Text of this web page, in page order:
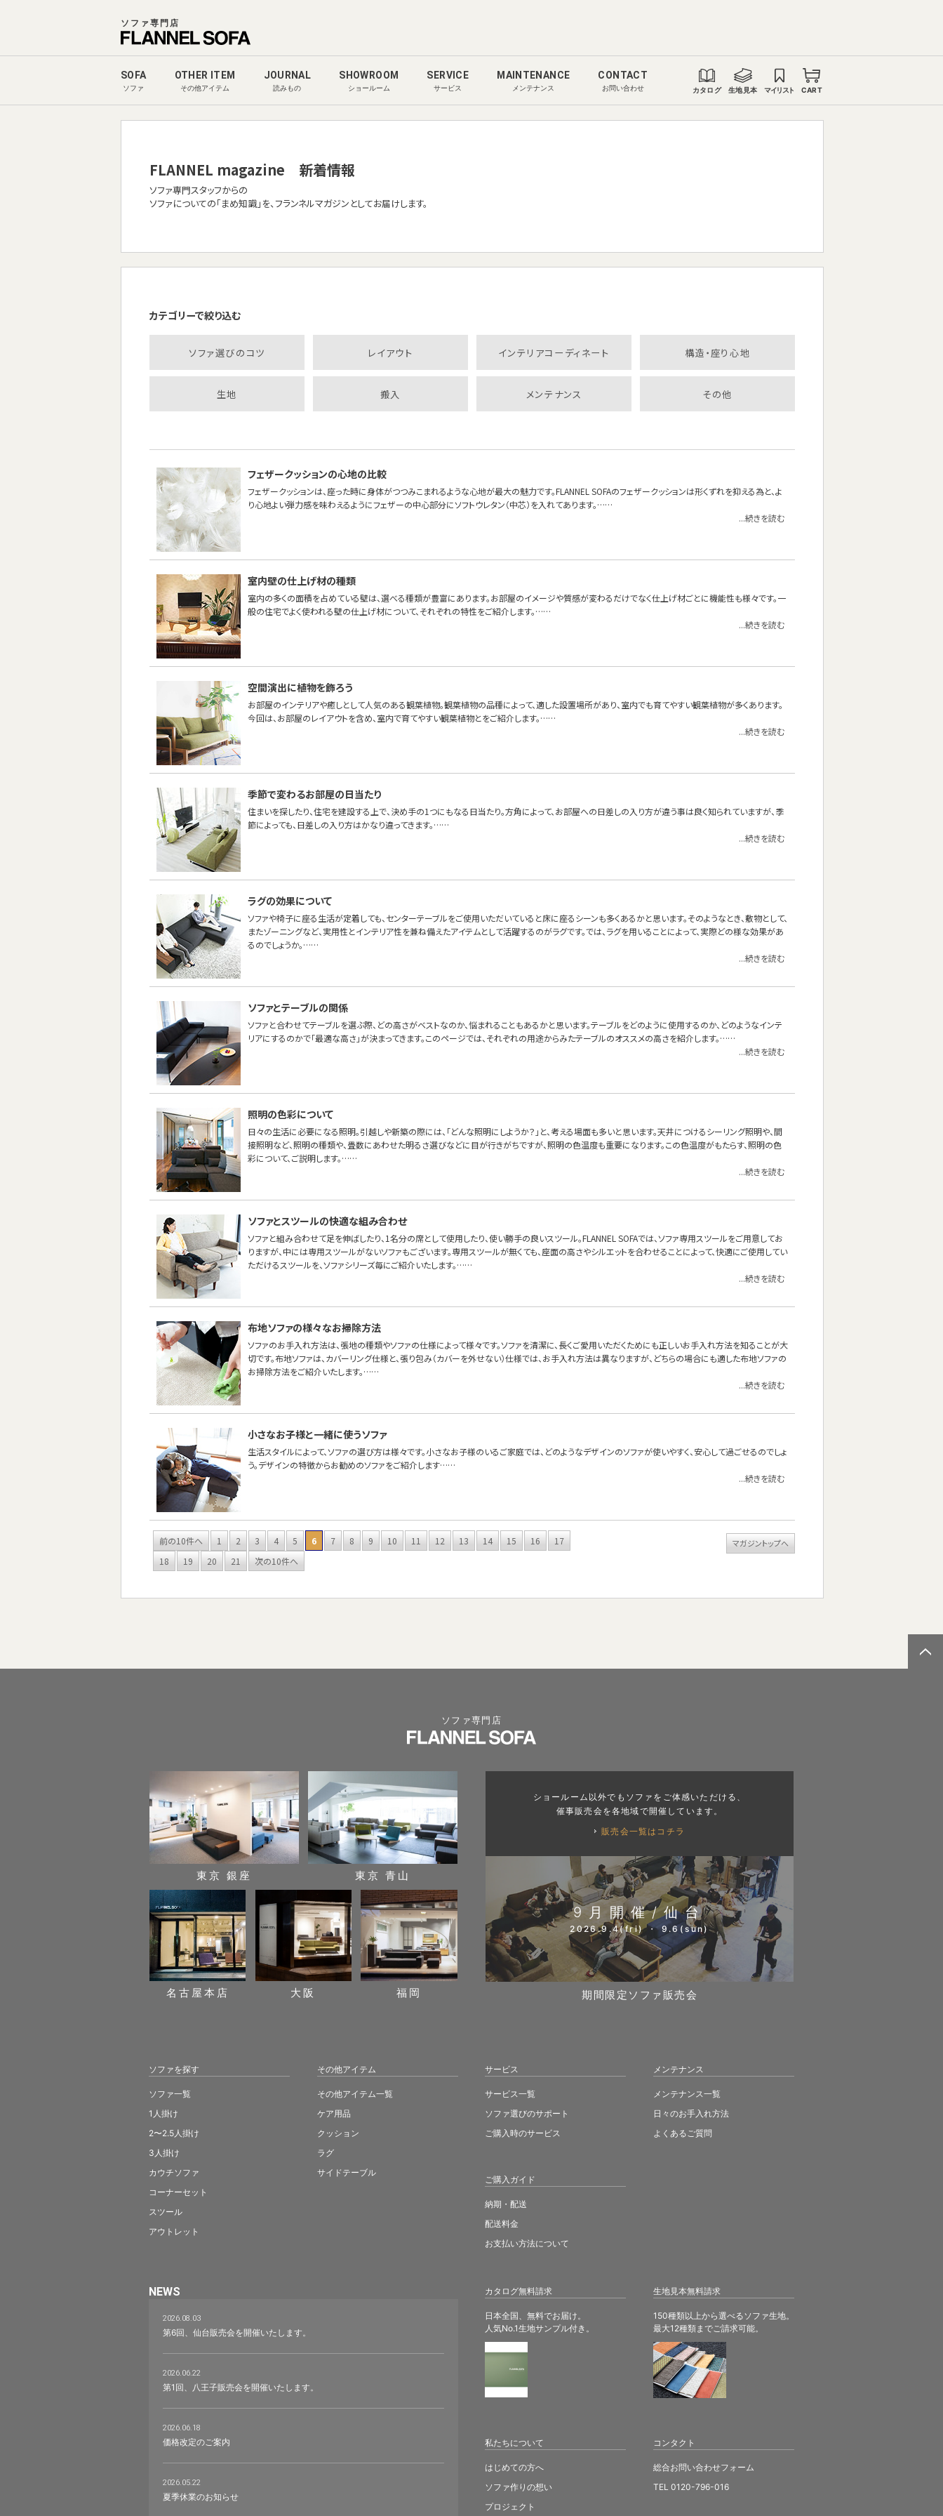
ソファ専門店
SOFA
ソファ
OTHER ITEM
その他アイテム
JOURNAL
読みもの
SHOWROOM
ショールーム
SERVICE
サービス
MAINTENANCE
メンテナンス
CONTACT
お問い合わせ カタログ 生地見本 マイリスト CART
FLANNEL magazine 新着情報
ソファ専門スタッフからの
ソファについての「まめ知識」を、フランネルマガジンとしてお届けします。
カテゴリーで絞り込む
ソファ選びのコツ レイアウト インテリアコーディネート 構造・座り心地
生地 搬入 メンテナンス その他
フェザークッションの心地の比較
フェザークッションは、座った時に身体がつつみこまれるような心地が最大の魅力です。FLANNEL SOFAのフェザークッションは形くずれを抑える為と、よ
り心地よい弾力感を味わえるようにフェザーの中心部分にソフトウレタン（中芯）を入れてあります。……
...続きを読む
室内壁の仕上げ材の種類
室内の多くの面積を占めている壁は、選べる種類が豊富にあります。お部屋のイメージや質感が変わるだけでなく仕上げ材ごとに機能性も様々です。一
般の住宅でよく使われる壁の仕上げ材について、それぞれの特性をご紹介します。……
...続きを読む
空間演出に植物を飾ろう
お部屋のインテリアや癒しとして人気のある観葉植物。観葉植物の品種によって、適した設置場所があり、室内でも育てやすい観葉植物が多くあります。
今回は、お部屋のレイアウトを含め、室内で育てやすい観葉植物とをご紹介します。……
...続きを読む
季節で変わるお部屋の日当たり
住まいを探したり、住宅を建設する上で、決め手の1つにもなる日当たり。方角によって、お部屋への日差しの入り方が違う事は良く知られていますが、季
節によっても、日差しの入り方はかなり違ってきます。……
...続きを読む
ラグの効果について
ソファや椅子に座る生活が定着しても、センターテーブルをご使用いただいていると床に座るシーンも多くあるかと思います。そのようなとき、敷物として、
またゾーニングなど、実用性とインテリア性を兼ね備えたアイテムとして活躍するのがラグです。では、ラグを用いることによって、実際どの様な効果があ
るのでしょうか。……
...続きを読む
ソファとテーブルの関係
ソファと合わせてテーブルを選ぶ際、どの高さがベストなのか、悩まれることもあるかと思います。テーブルをどのように使用するのか、どのようなインテ
リアにするのかで「最適な高さ」が決まってきます。このページでは、それぞれの用途からみたテーブルのオススメの高さを紹介します。……
...続きを読む
照明の色彩について
日々の生活に必要になる照明。引越しや新築の際には、「どんな照明にしようか？」と、考える場面も多いと思います。天井につけるシーリング照明や、間
接照明など、照明の種類や、畳数にあわせた明るさ選びなどに目が行きがちですが、照明の色温度も重要になります。この色温度がもたらす、照明の色
彩について、ご説明します。……
...続きを読む
ソファとスツールの快適な組み合わせ
ソファと組み合わせて足を伸ばしたり、1名分の席として使用したり、使い勝手の良いスツール。FLANNEL SOFAでは、ソファ専用スツールをご用意してお
りますが、中には専用スツールがないソファもございます。専用スツールが無くても、座面の高さやシルエットを合わせることによって、快適にご使用してい
ただけるスツールを、ソファシリーズ毎にご紹介いたします。……
...続きを読む
布地ソファの様々なお掃除方法
ソファのお手入れ方法は、張地の種類やソファの仕様によって様々です。ソファを清潔に、長くご愛用いただくためにも正しいお手入れ方法を知ることが大
切です。布地ソファは、カバーリング仕様と、張り包み（カバーを外せない）仕様では、お手入れ方法は異なりますが、どちらの場合にも適した布地ソファの
お掃除方法をご紹介いたします。……
...続きを読む
小さなお子様と一緒に使うソファ
生活スタイルによって、ソファの選び方は様々です。小さなお子様のいるご家庭では、どのようなデザインのソファが使いやすく、安心して過ごせるのでしょ
う。デザインの特徴からお勧めのソファをご紹介します……
...続きを読む
前の10件へ 1 2 3 4 5 6 7 8 9 10 11 12 13 14 15 16
17
18
19 20 21 次の10件へ
マガジントップへ
ソファ専門店
カタログ無料請求
日本全国、無料でお届け。
人気No.1生地サンプル付き。
生地見本無料請求
150種類以上から選べるソファ生地。
最大12種類までご請求可能。
東京 銀座 東京 青山
名古屋本店 大阪 福岡
ショールーム以外でもソファをご体感いただける、
催事販売会を各地域で開催しています。
販売会一覧はコチラ
9月開催/仙台
2026.9.4(fri) ・ 9.6(sun)
期間限定ソファ販売会
ソファを探す
ソファ一覧
1人掛け
2〜2.5人掛け
3人掛け
カウチソファ
コーナーセット
スツール
アウトレット
その他アイテム
その他アイテム一覧
ケア用品
クッション
ラグ
サイドテーブル
サービス
サービス一覧
ソファ選びのサポート
ご購入時のサービス
ご購入ガイド
納期・配送
配送料金
お支払い方法について
メンテナンス
メンテナンス一覧
日々のお手入れ方法
よくあるご質問
NEWS
2026.08.03
第6回、仙台販売会を開催いたします。
2026.06.22
第1回、八王子販売会を開催いたします。
2026.06.18
価格改定のご案内
2026.05.22
夏季休業のお知らせ
私たちについて
はじめての方へ
ソファ作りの想い
プロジェクト
コンタクト
総合お問い合わせフォーム
TEL 0120-796-016